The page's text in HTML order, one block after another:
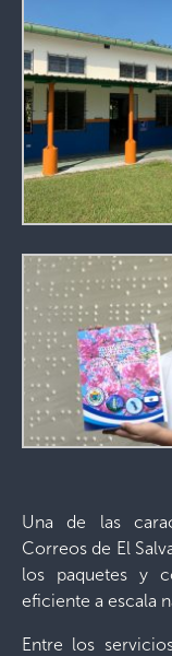
Una de las
Correos de El
los paquetes y
eficiente a escala
Entre los